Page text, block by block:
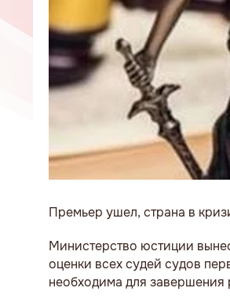
Премьер ушел, страна в
Министерство юстиции
оценки всех судей судов
необходима для